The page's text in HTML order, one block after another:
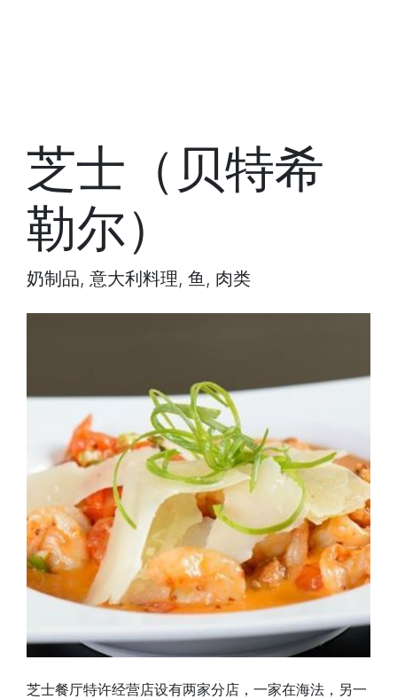
芝士（贝特希
勒尔）
奶制品, 意大利料理, 鱼, 肉类
芝士餐厅特许经营店设有两家分店，一家在海法，另一